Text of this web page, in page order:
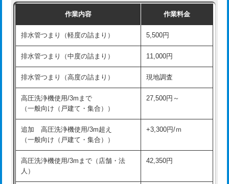
現場見積
※給水管工事は20mmまでの価格です。
持込商品取付（単水栓） 13,200円
持込商品取付（混合水栓） 16,500円
持込商品取付（浄水器・分岐水栓） 16,500円
給水管工事※（ホール加工) 16,500円
給水管工事※（バンド止め) 3,300円
給水管工事※（支持金具設置)
給水管工事※（保温材使用（バンド止
め込み）)
5,500円
給水管工事※（土の掘削・埋め戻し作
業)
11,000円
作業内容 作業料金
排水管つまり（軽度の詰まり） 5,500円
排水管つまり（中度の詰まり） 11,000円
排水管つまり（高度の詰まり） 現地調査
高圧洗浄機使用/3mまで
（一般向け（戸建て・集合））
27,500円～
追加 高圧洗浄機使用/3m超え
（一般向け（戸建て・集合））
+3,300円/ｍ
高圧洗浄機使用/3mまで（店舗・法
人）
42,350円